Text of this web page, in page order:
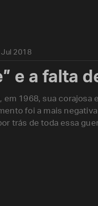
Jul 2018
e a falta
em 1968, sua corajosa
foi a mais
trás de toda essa